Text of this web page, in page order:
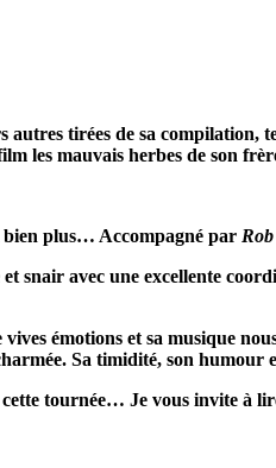
autres tirées de sa compilation,
les mauvais herbes de son
bien plus… Accompagné par
snair avec une excellente
vives émotions et sa musique
ée. Sa timidité, son humour
cette tournée… Je vous invite à